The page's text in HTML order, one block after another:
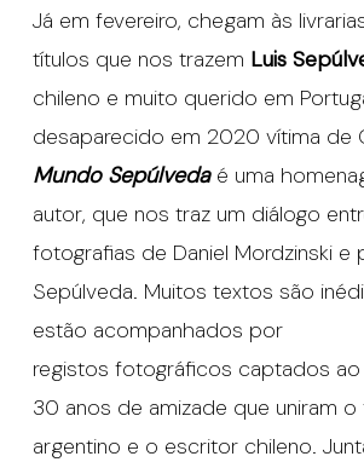
Já em fevereiro, chegam às
títulos que nos trazem Luis
chileno e muito querido em
desaparecido em 2020 vítima de
Mundo Sepúlvedaé uma
autor, que nos traz um diálogo
fotografias de Daniel Mordzinski e
Sepúlveda. Muitos textos são
estão acompanhados por
registos fotográficos captados
30 anos de amizade que uniram
argentino e o escritor chileno.